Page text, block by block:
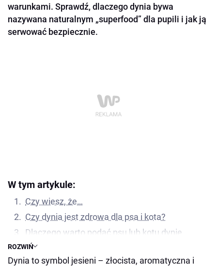
warunkami. Sprawdź, dlaczego dynia bywa
nazywana naturalnym „superfood” dla pupili i jak ją
serwować bezpiecznie.
W tym artykule:
ROZWIŃ
Czy wiesz, że…
Czy dynia jest zdrowa dla psa i kota?
Dlaczego warto podać psu lub kotu dynię
jesienią?
Jak podawać dynię psu i kotu?
Dynia to symbol jesieni – złocista, aromatyczna i